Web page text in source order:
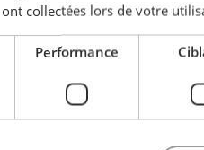
collectées lors de votre
Performance